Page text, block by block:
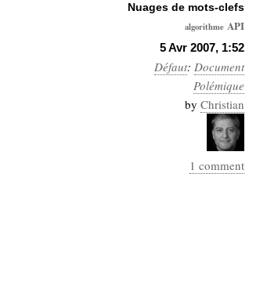
5 Avr 2007, 1:52
Défaut: Document
Polémique
by Christian
1 comment
Nuages de mots-clefs
algorithme API
Architecture
Ars-
Industrialis
business_model
cinéma
Cloud